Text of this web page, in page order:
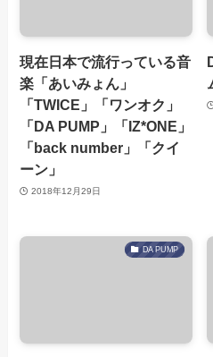
現在日本で流行っている音
楽「あいみょん」
「TWICE」「ワンオク」
「DA PUMP」「IZ*ONE」
「back number」「クイ
ーン」
2018年12月29日
DA PUMP